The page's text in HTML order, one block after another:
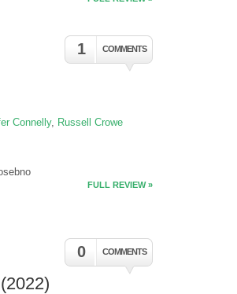
1 COMMENTS
Connelly, Russell Crowe
FULL REVIEW »
0 COMMENTS